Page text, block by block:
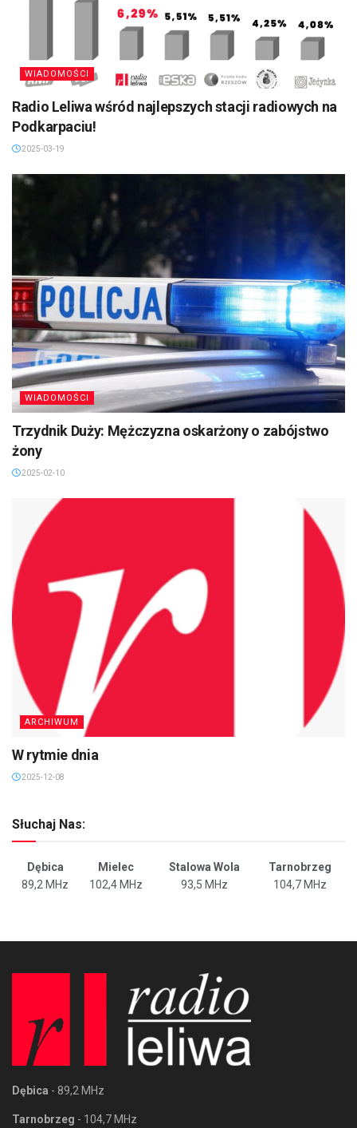
WIADOMOŚCI
Radio Leliwa wśród najlepszych stacji radiowych na
Podkarpaciu!
2025-03-19
WIADOMOŚCI
Trzydnik Duży: Mężczyzna oskarżony o zabójstwo
żony
2025-02-10
ARCHIWUM
W rytmie dnia
2025-12-08
Słuchaj Nas:
Dębica Mielec Stalowa Wola
Tarnobrzeg
89,2 MHz
102,4 MHz 93,5 MHz 104,7 MHz
Dębica - 89,2 MHz
Tarnobrzeg - 104,7 MHz